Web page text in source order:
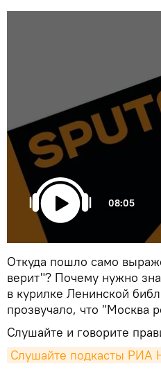
08:05
Откуда пошло само
верит"? Почему нужно
в курилке Ленинской
прозвучало, что "Москва
Слушайте и говорите
Слушайте подкасты РИА